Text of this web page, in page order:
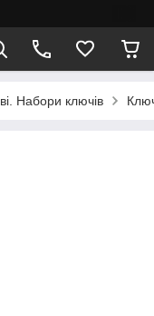
Набори ключів